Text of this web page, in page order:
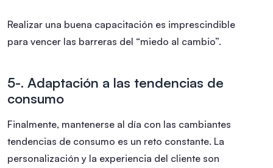
Realizar una buena capacitación es imprescindible
para vencer las barreras del “miedo al cambio”.
5-. Adaptación a las tendencias de
consumo
Finalmente, mantenerse al día con las cambiantes
tendencias de consumo es un reto constante. La
personalización y la experiencia del cliente son